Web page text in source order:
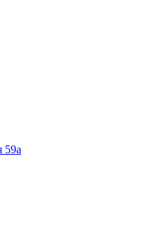
59а